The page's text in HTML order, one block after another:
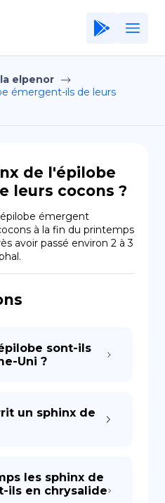
Policy
EN
ES
DE
© Niro ID
elpenor
émergent-ils de leurs
de l'épilobe
leurs cocons ?
à la fin du printemps
avoir passé environ 2 à 3
sont-ils
Uni ?
un sphinx de
les sphinx de
ils en chrysalide